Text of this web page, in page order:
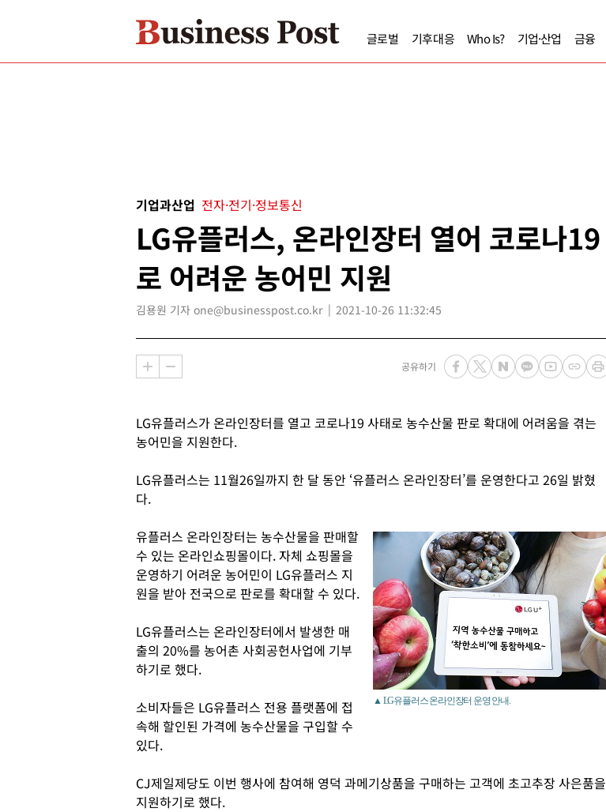
글로벌 기후대응 Who Is? 기업·산업 금융
기업과산업 전자·전기·정보통신
LG유플러스, 온라인장터 열어 코로나19
로 어려운 농어민 지원
김용원 기자 one@businesspost.co.kr 2021-10-26 11:32:45
공유하기
LG유플러스가 온라인장터를 열고 코로나19 사태로 농수산물 판로 확대에 어려움을 겪는
농어민을 지원한다.
LG유플러스는 11월26일까지 한 달 동안 ‘유플러스 온라인장터’를 운영한다고 26일 밝혔
다.
▲ LG유플러스 온라인장터 운영 안내.
유플러스 온라인장터는 농수산물을 판매할
수 있는 온라인쇼핑몰이다. 자체 쇼핑몰을
운영하기 어려운 농어민이 LG유플러스 지
원을 받아 전국으로 판로를 확대할 수 있다.
LG유플러스는 온라인장터에서 발생한 매
출의 20%를 농어촌 사회공헌사업에 기부
하기로 했다.
소비자들은 LG유플러스 전용 플랫폼에 접
속해 할인된 가격에 농수산물을 구입할 수
있다.
CJ제일제당도 이번 행사에 참여해 영덕 과메기상품을 구매하는 고객에 초고추장 사은품을
지원하기로 했다.